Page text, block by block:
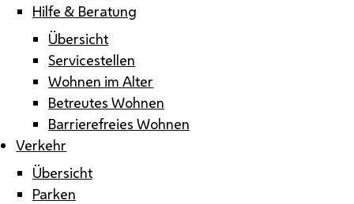
Hilfe & Beratung
Übersicht
Servicestellen
Wohnen im Alter
Betreutes Wohnen
Barrierefreies Wohnen
Verkehr
Übersicht
Parken